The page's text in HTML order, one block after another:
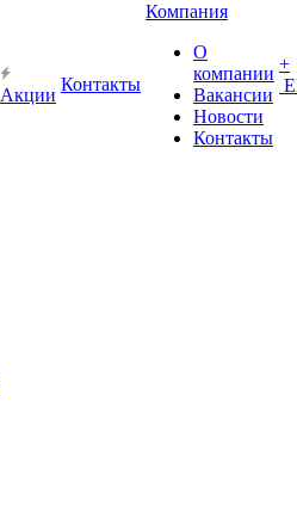
Акции
Контакты
Компания
О
компании
Вакансии
Новости
Контакты
+